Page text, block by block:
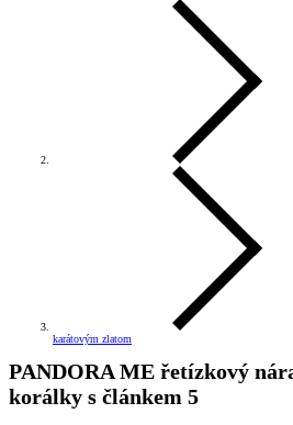
karátovým zlatom
PANDORA ME řetízkový
korálky s článkem 5